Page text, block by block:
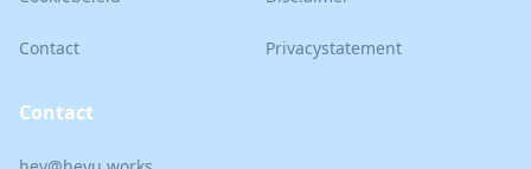
Contact Privacystatement
Contact